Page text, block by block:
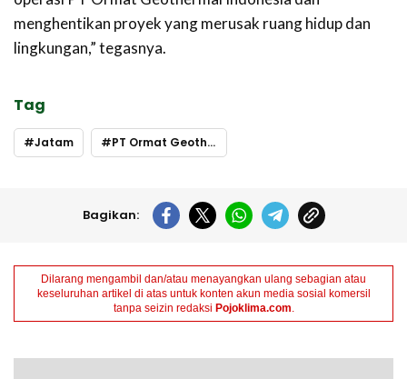
menghentikan proyek yang merusak ruang hidup dan
lingkungan,” tegasnya.
Tag
Jatam PT Ormat Geothermal Indonesia
Bagikan:
Dilarang mengambil dan/atau menayangkan ulang sebagian atau
keseluruhan artikel di atas untuk konten akun media sosial komersil
tanpa seizin redaksi Pojoklima.com.